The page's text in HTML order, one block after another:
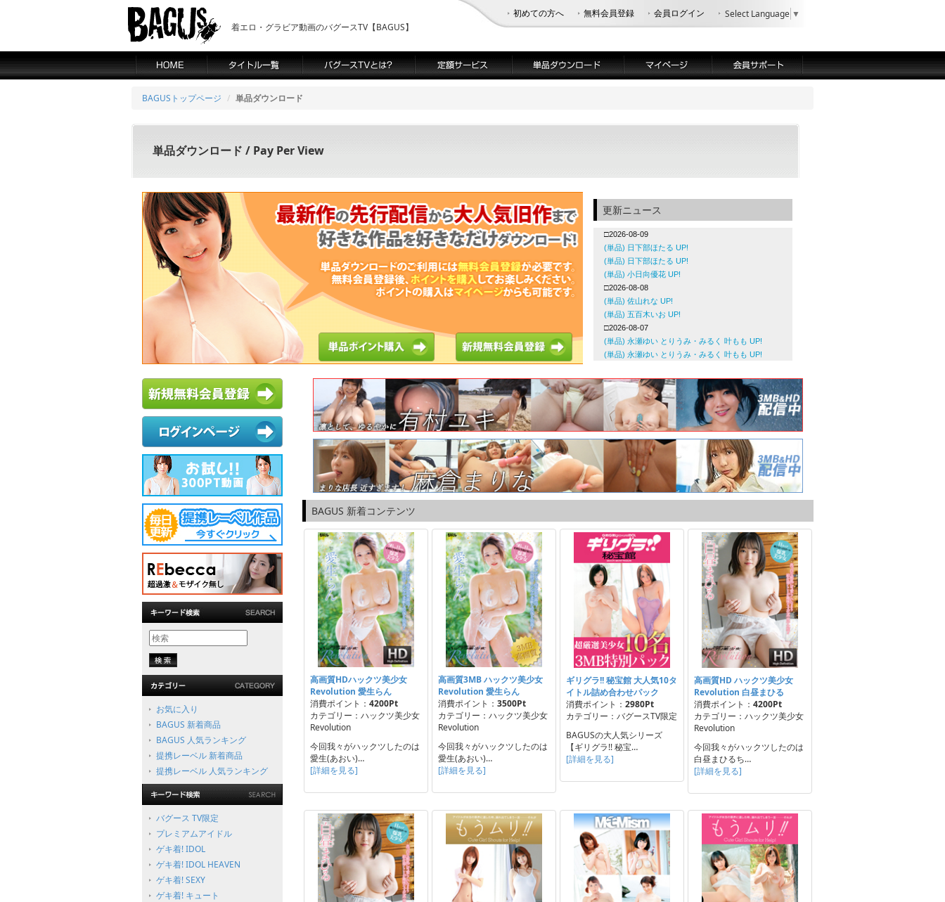
着エロ・グラビア動画のバグースTV【BAGUS】
初めての方へ 無料会員登録 会員ログイン Select Language ▼
BAGUSトップページ 単品ダウンロード
単品ダウンロード / Pay Per View
更新ニュース
お気に入り
BAGUS 新着商品
BAGUS 人気ランキング
提携レーベル 新着商品
提携レーベル 人気ランキング
バグース TV限定
プレミアムアイドル
ゲキ着! IDOL
ゲキ着! IDOL HEAVEN
ゲキ着! SEXY
ゲキ着! キュート
BAGUS 新着コンテンツ
高画質HDハックツ美少女
Revolution 愛生らん
消費ポイント： 4200Pt
カテゴリー：ハックツ美少女
Revolution
今回我々がハックツしたのは
愛生(あおい)…
[詳細を見る]
高画質3MB ハックツ美少女
Revolution 愛生らん
消費ポイント： 3500Pt
カテゴリー：ハックツ美少女
Revolution
今回我々がハックツしたのは
愛生(あおい)…
[詳細を見る]
ギリグラ!! 秘宝館 大人気10タ
イトル詰め合わせパック
消費ポイント： 2980Pt
カテゴリー：バグースTV限定
BAGUSの大人気シリーズ
【ギリグラ!! 秘宝…
[詳細を見る]
高画質HD ハックツ美少女
Revolution 白昼まひる
消費ポイント： 4200Pt
カテゴリー：ハックツ美少女
Revolution
今回我々がハックツしたのは
白昼まひるち…
[詳細を見る]